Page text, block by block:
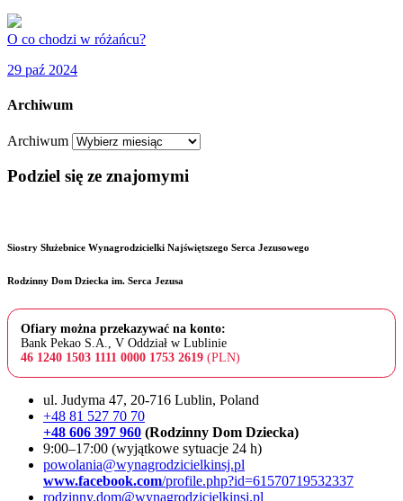
O co chodzi w różańcu?
29 paź 2024
Archiwum
Archiwum
Podziel się ze znajomymi
Siostry Służebnice Wynagrodzicielki Najświętszego Serca Jezusowego
Rodzinny Dom Dziecka im. Serca Jezusa
Ofiary można przekazywać na konto:
Bank Pekao S.A., V Oddział w Lublinie
46 1240 1503 1111 0000 1753 2619(PLN)
ul. Judyma 47, 20-716 Lublin, Poland
+48 81 527 70 70
+48 606 397 960 (Rodzinny Dom Dziecka)
9:00–17:00 (wyjątkowe sytuacje 24 h)
powolania@wynagrodzicielkinsj.pl
www.facebook.com/profile.php?id=61570719532337
rodzinny.dom@wynagrodzicielkinsj.pl